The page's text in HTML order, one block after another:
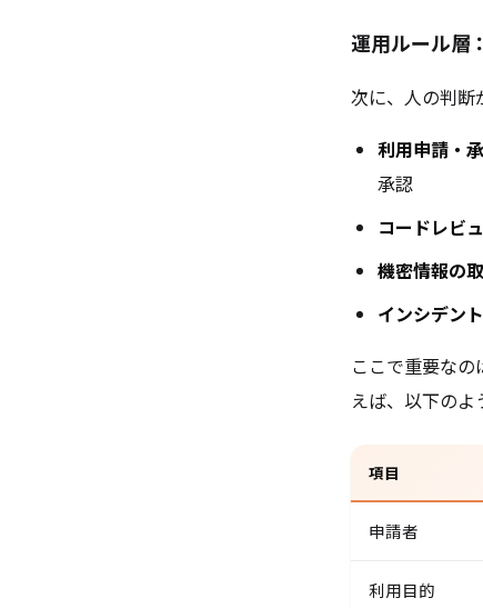
運用ルール層
次に、人の判断
利用申請・
承認
コードレビ
機密情報の
インシデン
ここで重要な
えば、以下のよ
項目
申請者
利用目的